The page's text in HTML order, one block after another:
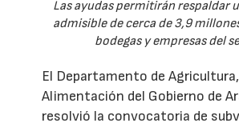
Las ayudas permitirán respaldar
admisible de cerca de 3,9
bodegas y empresas del
El Departamento de
Alimentación del Gobierno de
resolvió la convocatoria de